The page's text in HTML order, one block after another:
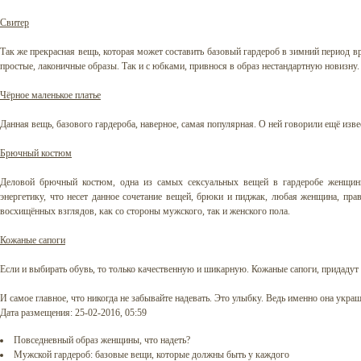
Свитер
Так же прекрасная вещь, которая может составить базовый гардероб в зимний период
простые, лаконичные образы. Так и с юбками, привнося в образ нестандартную новизну.
Чёрное маленькое платье
Данная вещь, базового гардероба, наверное, самая популярная. О ней говорили ещё
Брючный костюм
Деловой брючный костюм, одна из самых сексуальных вещей в гардеробе
энергетику, что несет данное сочетание вещей, брюки и пиджак, любая женщина,
восхищённых взглядов, как со стороны мужского, так и женского пола.
Кожаные сапоги
Если и выбирать обувь, то только качественную и шикарную. Кожаные сапоги,
И самое главное, что никогда не забывайте надевать. Это улыбку. Ведь именно она
Дата размещения: 25-02-2016, 05:59
Повседневный образ женщины, что надеть?
Мужской гардероб: базовые вещи, которые должны быть у каждого